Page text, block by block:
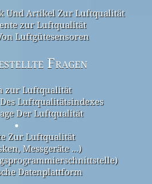
Und Artikel Zur Luftqualität
zur Luftqualität
Luftgütesensoren
Fragen
zur Luftqualität
Luftqualitätsindexes
Der Luftqualität
Zur Luftqualität
Messgeräte ...)
Datenplattform